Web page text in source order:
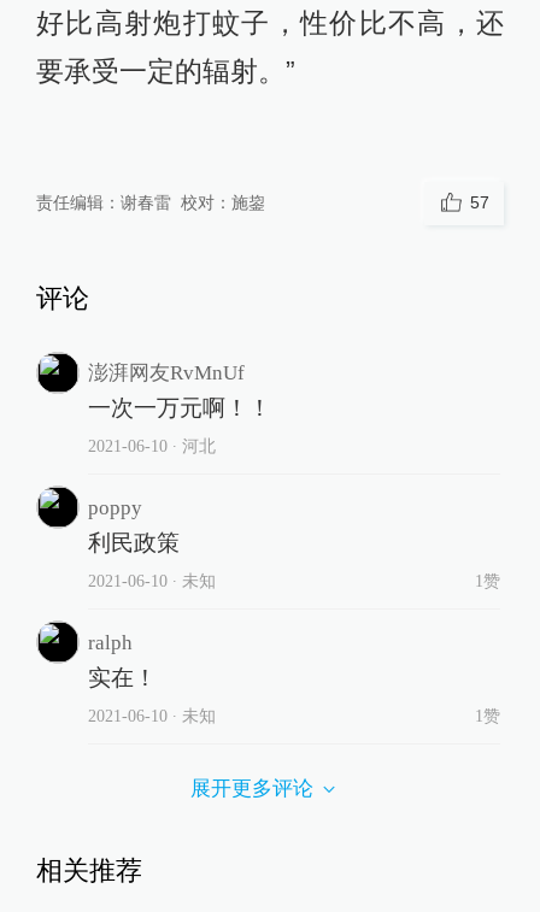
好比高射炮打蚊子，性价比不高，还
要承受一定的辐射。”
责任编辑： 谢春雷 校对： 施鋆 57
评论
澎湃网友RvMnUf
一次一万元啊！！
2021-06-10∙ 河北
poppy
利民政策
2021-06-10∙ 未知 1赞
ralph
实在！
2021-06-10∙ 未知 1赞
展开更多评论
相关推荐